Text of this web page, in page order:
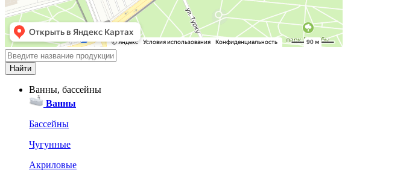
Ванны, бассейны
Ванны
Бассейны
Чугунные
Акриловые